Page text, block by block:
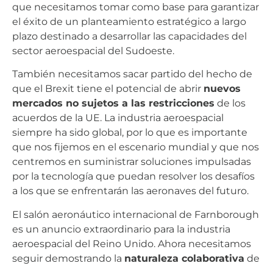
que necesitamos tomar como base para garantizar
el éxito de un planteamiento estratégico a largo
plazo destinado a desarrollar las capacidades del
sector aeroespacial del Sudoeste.
También necesitamos sacar partido del hecho de
que el Brexit tiene el potencial de abrir nuevos
mercados no sujetos a las restricciones de los
acuerdos de la UE. La industria aeroespacial
siempre ha sido global, por lo que es importante
que nos fijemos en el escenario mundial y que nos
centremos en suministrar soluciones impulsadas
por la tecnología que puedan resolver los desafíos
a los que se enfrentarán las aeronaves del futuro.
El salón aeronáutico internacional de Farnborough
es un anuncio extraordinario para la industria
aeroespacial del Reino Unido. Ahora necesitamos
seguir demostrando la naturaleza colaborativa de